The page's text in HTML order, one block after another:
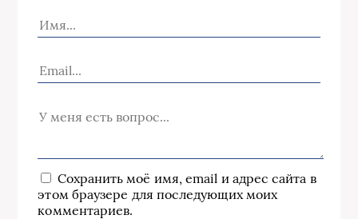
Сохранить моё имя, email и адрес сайта в
этом браузере для последующих моих
комментариев.